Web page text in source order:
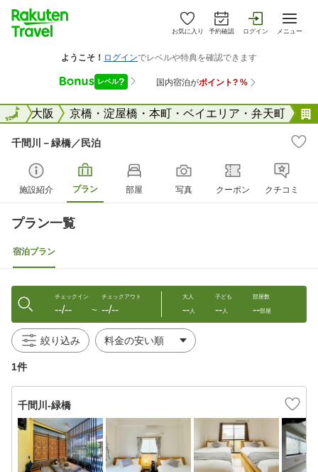
お気に入り 予約確認 ログイン メニュー
府 大阪 京橋・淀屋橋・本町・ベイエリア・弁天町
全国
千間川－緑橋／民泊
施設紹介 プラン 部屋 写真 クーポン クチコミ
プラン一覧
宿泊プラン
チェックイン
--/-- 〜
チェックアウト
--/--
大人
--人
子ども
--人
部屋数
--部屋
絞り込み
1件
千間川-緑橋